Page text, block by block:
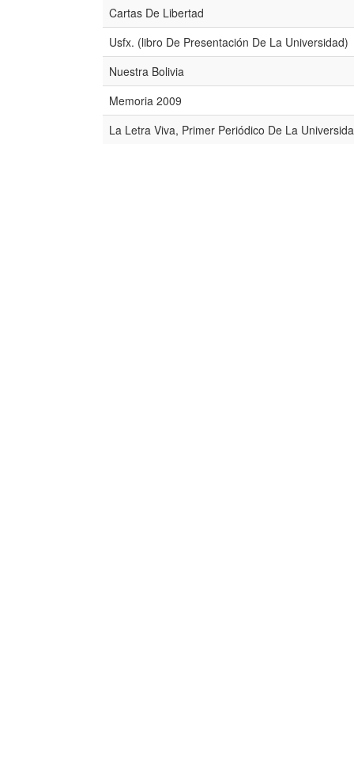
Cartas De Libertad
Usfx. (libro De Presentación De La Universidad)
Nuestra Bolivia
Memoria 2009
La Letra Viva, Primer Periódico De La